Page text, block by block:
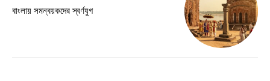
Ut mollis pellentesque tortor
বাংলায় সমন্বয়কদের স্বর্ণযুগ